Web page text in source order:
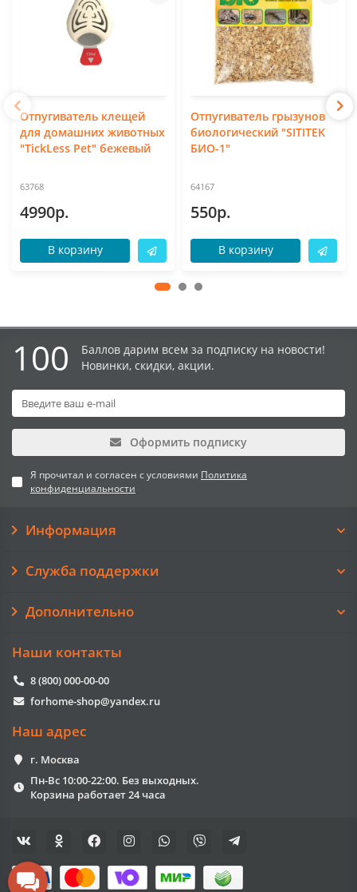
Отпугиватель клещей
для домашних животных
"TickLess Pet" бежевый
63768
4990р.
В корзину
Отпугиватель грызунов
биологический "SITITEK
БИО-1"
64167
550р.
В корзину
100
Баллов дарим всем за подписку на новости!
Новинки, скидки, акции.
Оформить подписку
Я прочитал и согласен с условиями Политика
конфиденциальности
Информация
Служба поддержки
Дополнительно
Наши контакты
8 (800) 000-00-00
forhome-shop@yandex.ru
Наш адрес
г. Москва
Пн-Вс 10:00-22:00. Без выходных.
Корзина работает 24 часа